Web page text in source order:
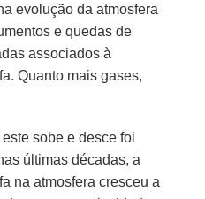
evolução da atmosfera
e quedas de
associados à
Quanto mais gases,
sobe e desce foi
últimas décadas, a
na atmosfera cresceu a